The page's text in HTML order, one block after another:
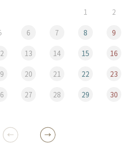
1 2
6 7 8 9
13 14 15 16
20 21 22 23
27 28 29 30